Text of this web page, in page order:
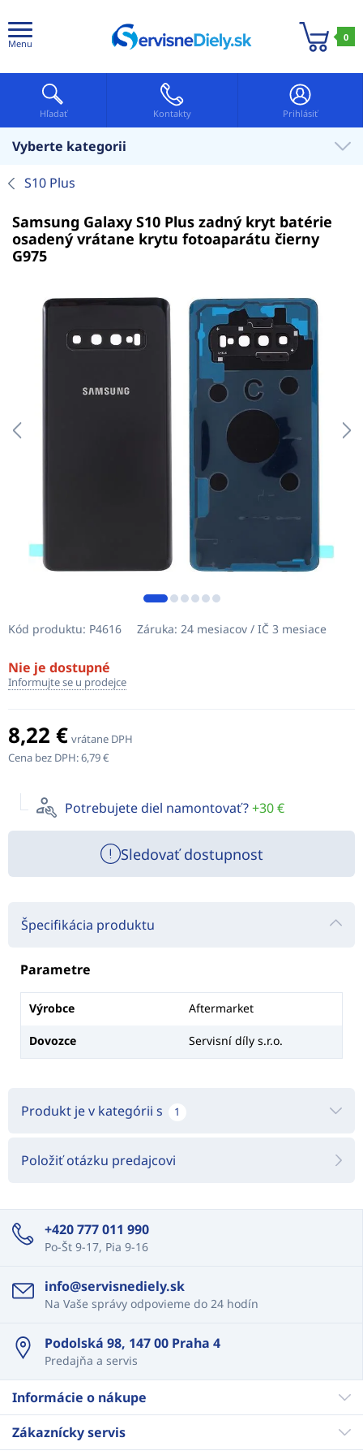
Menu
0
Hľadať Kontakty Prihlásiť
Vyberte kategorii
S10 Plus
Samsung Galaxy S10 Plus zadný kryt batérie
osadený vrátane krytu fotoaparátu čierny
G975
Kód produktu: P4616 Záruka: 24 mesiacov / IČ 3 mesiace
Nie je dostupné
Informujte se u prodejce
8,22 € vrátane DPH
Cena bez DPH:6,79 €
Potrebujete diel namontovať?+30 €
Sledovať dostupnost
Špecifikácia produktu
Parametre
Výrobce Aftermarket
Dovozce Servisní díly s.r.o.
Produkt je v kategórii s 1
Položiť otázku predajcovi
+420 777 011 990
Po-Št 9-17, Pia 9-16
info@servisnediely.sk
Na Vaše správy odpovieme do 24 hodín
Podolská 98, 147 00 Praha 4
Predajňa a servis
Informácie o nákupe
Zákaznícky servis